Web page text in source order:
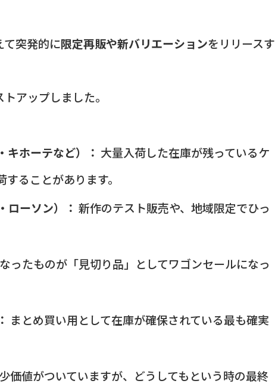
て突発的に限定再販や新バリエーションをリリースす
アップしました。
キホーテなど）： 大量入荷した在庫が残っているケ
ることがあります。
ローソン）： 新作のテスト販売や、地域限定でひっ
ったものが「見切り品」としてワゴンセールになっ
まとめ買い用として在庫が確保されている最も確実
価値がついていますが、どうしてもという時の最終